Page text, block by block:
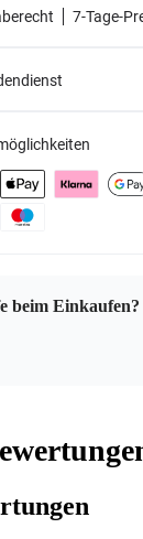
7-Tage-
beim Einkaufen?